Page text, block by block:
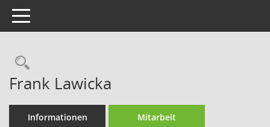
Toggle navigation
Rechercheauswahl
Frank Lawicka
Informationen Mitarbeit